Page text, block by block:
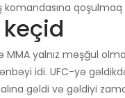
qoşulmaq
MMA yalnız məşğul
idi. UFC-yə
gəldi və gəldiyi